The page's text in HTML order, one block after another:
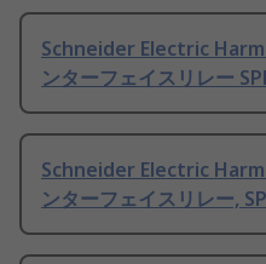
Schneider Electric
ンターフェイスリレー
Schneider Electric
ンターフェイスリレー,